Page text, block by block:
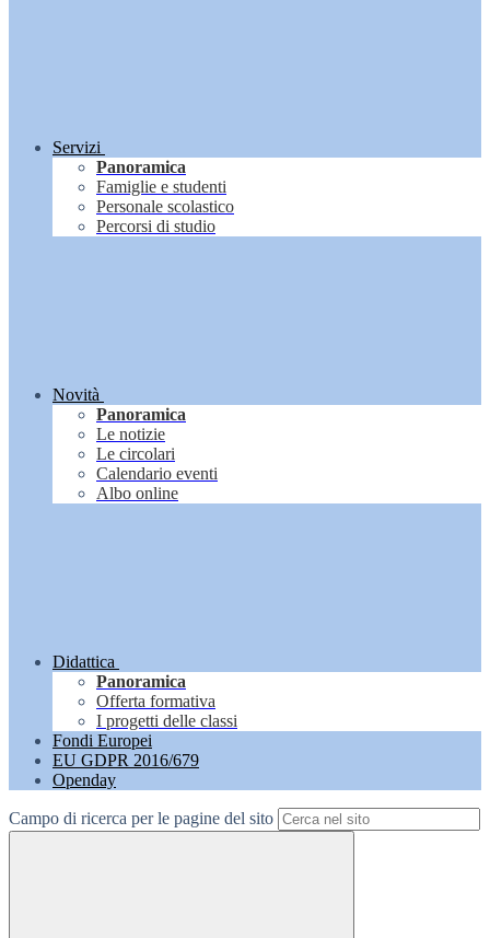
Servizi
Panoramica
Famiglie e studenti
Personale scolastico
Percorsi di studio
Novità
Panoramica
Le notizie
Le circolari
Calendario eventi
Albo online
Didattica
Panoramica
Offerta formativa
I progetti delle classi
Fondi Europei
EU GDPR 2016/679
Openday
Campo di ricerca per le pagine del sito